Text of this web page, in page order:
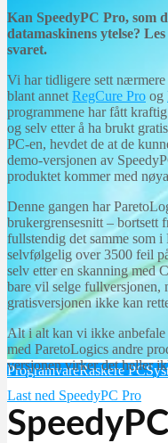
ProgramvareRaskere PC
Kan SpeedyPC Pro, som
datamaskinens ytelse?
svaret.
Vi har tidligere sett
blant annet RegCure Pro og
programmene har fått
og selv etter å ha brukt
PC-en, hevdet de at de
demo-versjonen av
produktet kommer med
Denne gangen har
brukergrensesnitt – bortsett
fullstendig det samme som
selvfølgelig over 3500 feil
selv etter en skanning med
bare vil selge fullversjonen,
gratisversjonen ikke kan
Alt i alt kan vi ikke anbefale
med ParetoLogics andre
versjonen virker det heller
Last ned SpeedyPC Pro